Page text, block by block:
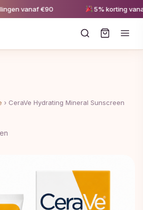
vanaf €90 5% korting vanaf
› CeraVe Hydrating Mineral Sunscreen